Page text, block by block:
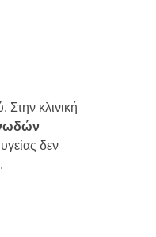
Στην κλινική
δεν